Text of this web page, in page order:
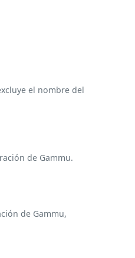
el nombre del
de Gammu.
de Gammu,